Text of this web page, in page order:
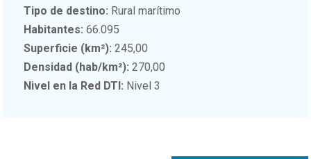
Tipo de destino: Rural marítimo
Habitantes: 66.095
Superficie (km²): 245,00
Densidad (hab/km²): 270,00
Nivel en la Red DTI: Nivel 3